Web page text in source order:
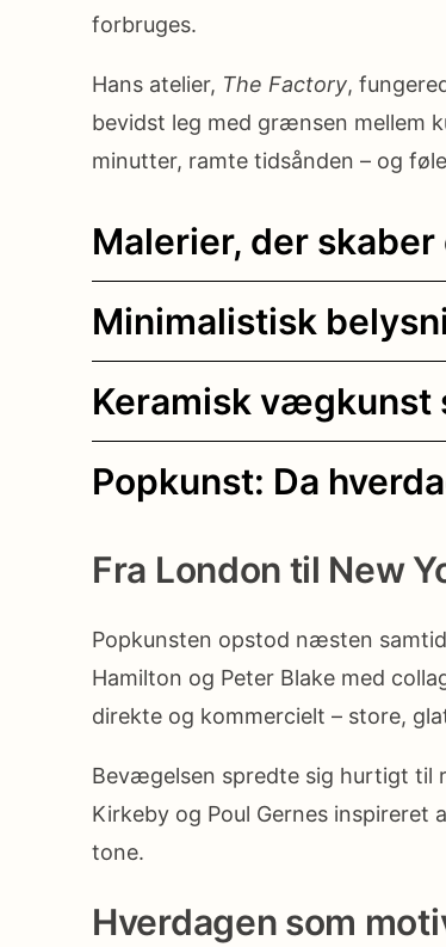
forbruges.
Hans atelier, The Factory,
bevidst leg med grænsen mellem
minutter, ramte tidsånden – og
Malerier, der
Minimalistisk
Keramisk vægkunst
Popkunst: Da
Fra London til New
Popkunsten opstod næsten
Hamilton og Peter Blake med
direkte og kommercielt – store,
Bevægelsen spredte sig hurtigt til
Kirkeby og Poul Gernes
tone.
Hverdagen som